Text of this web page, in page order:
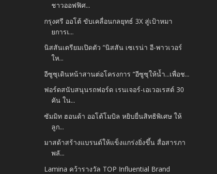
ชาวออฟฟิศ...
กรุงศรี ออโต้ ขับเคลื่อนกลยุทธ์ 3X สู่เป้าหมา
ยการเ...
นิสสันเตรียมเปิดตัว “นิสสัน เซเรน่า อี-พาวเวอร์
ให...
อีซูซุเดินหน้าสานต่อโครงการ “อีซูซุให้น้ำ...เพื่อช...
ฟอร์ดสนับสนุนรถฟอร์ด เรนเจอร์-เอเวอเรสต์ 30
คัน ใน...
ซัมมิท ฮอนด้า ออโต้โมบิล หยิบยื่นสิทธิพิเศษ ให้
ลูก...
มาสด้าสร้างแบรนด์ให้แข็งแกร่งยิ่งขึ้น สื่อสารภา
พลั...
Lamina คว้ารางวัล TOP Influential Brand